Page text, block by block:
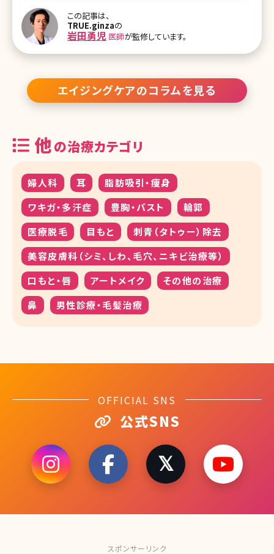
んな口横のなかなか落ちないぽよっとしたたるみについて解説して
いきます。 顔のマッサージや筋トレなどYouTubeやInstagramで様々
なものが紹介されていますが、美容看護師として言わせていただくと
それでは口元のぽよっとしたたるみには効果が薄く改善はほぼしな
いと考えられます。なぜなら、口横は筋肉がつきにくく脂肪のボリュー
この記事は、
TRUE.ginzaの
岩田勇児 医師が監修しています。
エイジングケアのコラムを見る
他の治療カテゴリ
婦人科 耳
脂肪吸引・痩身
ワキガ・多汗症
豊胸・バスト
輪郭
医療脱毛
目もと
刺青（タトゥー）除去
美容皮膚科（シミ、しわ、毛穴、ニキビ治療等）
口もと・唇
アートメイク
その他の治療
鼻
男性診療・毛髪治療
OFFICIAL SNS
公式SNS
スポンサーリンク